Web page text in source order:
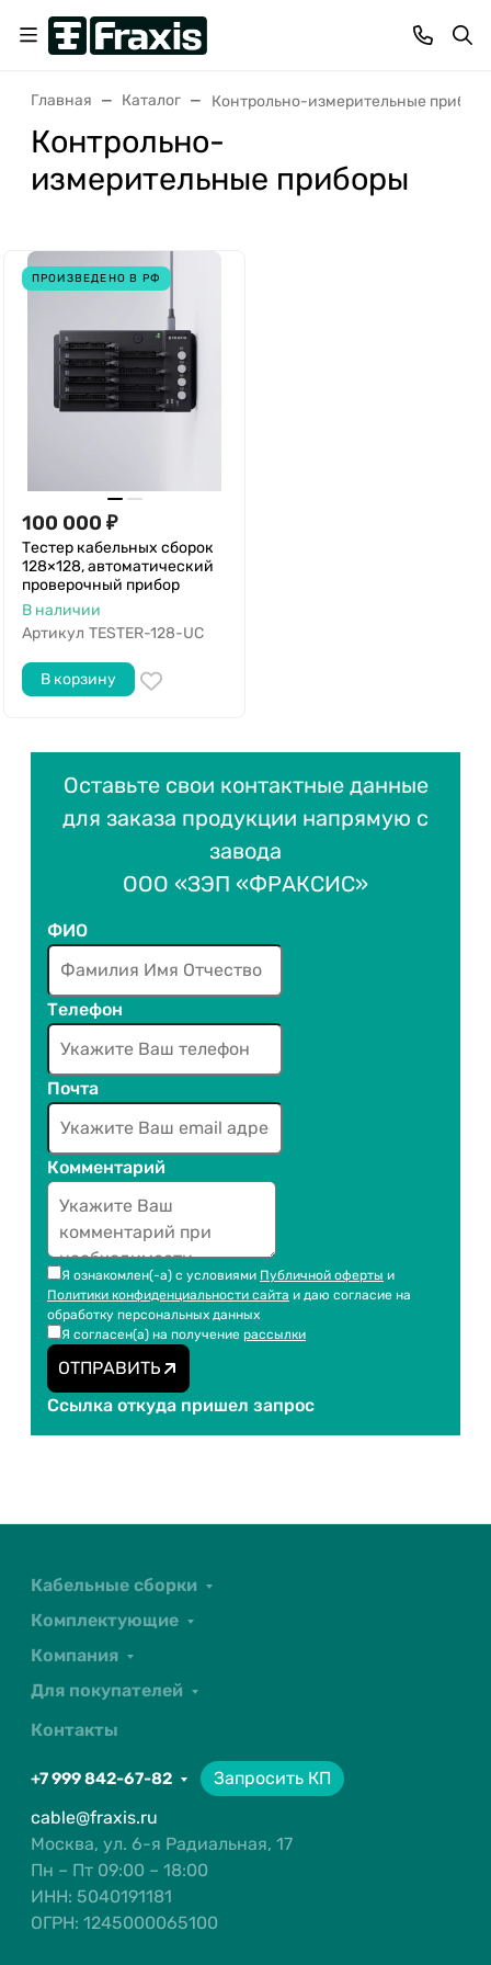
Главная Каталог Контрольно-измерительные
Контрольно-
измерительные приборы
ПРОИЗВЕДЕНО В РФ
100 000 ₽
Тестер кабельных сборок
128×128, автоматический
проверочный прибор
В наличии
Артикул TESTER-128-UC
В корзину
Оставьте свои контактные данные
для заказа продукции напрямую с
завода
ООО «ЗЭП «ФРАКСИС»
ФИО
Телефон
Почта
Комментарий
Я ознакомлен(-а) с условиями Публичной оферты и
Политики конфиденциальности сайта и даю согласие на
обработку персональных данных
Я согласен(а) на получение рассылки
ОТПРАВИТЬ
Ссылка откуда пришел запрос
Кабельные сборки
Комплектующие
Компания
Для покупателей
Контакты
+7 999 842-67-82
Запросить КП
cable@fraxis.ru
Москва, ул. 6-я Радиальная, 17
Пн – Пт 09:00 – 18:00
ИНН: 5040191181
ОГРН: 1245000065100